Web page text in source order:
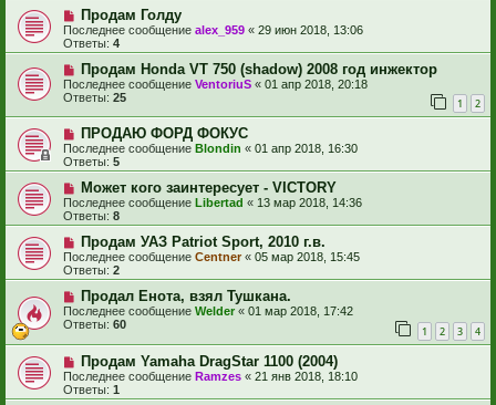
Продам Голду
Последнее сообщение alex_959 « 29 июн 2018, 13:06
Ответы: 4
Продам Honda VT 750 (shadow) 2008 год инжектор
Последнее сообщение VentoriuS « 01 апр 2018, 20:18
Ответы: 25 1 2
ПРОДАЮ ФОРД ФОКУС
Последнее сообщение Blondin « 01 апр 2018, 16:30
Ответы: 5
Может кого заинтересует - VICTORY
Последнее сообщение Libertad « 13 мар 2018, 14:36
Ответы: 8
Продам УАЗ Patriot Sport, 2010 г.в.
Последнее сообщение Centner« 05 мар 2018, 15:45
Ответы: 2
Продал Енота, взял Тушкана.
Последнее сообщение Welder « 01 мар 2018, 17:42
Ответы: 60 1 2 3 4
Продам Yamaha DragStar 1100 (2004)
Последнее сообщение Ramzes « 21 янв 2018, 18:10
Ответы: 1